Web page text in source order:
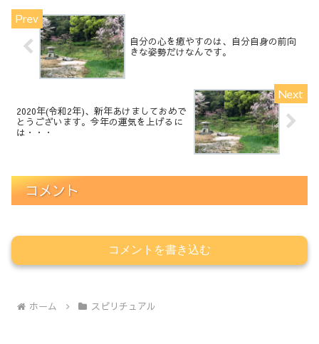
自分の心を癒やすのは、自分自身の前向
きな姿勢だけなんです。
2020年(令和2年)、新年あけましておめで
とうございます。今年の運気を上げるに
は・・・
コメント
コメントを書き込む
ホーム スピリチュアル